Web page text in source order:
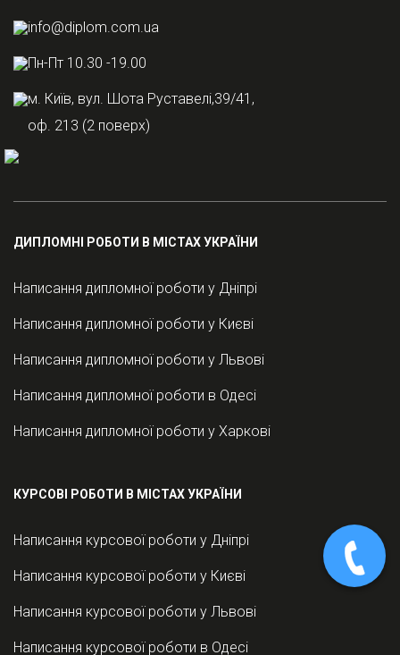
info@diplom.com.ua
Пн-Пт 10.30 -19.00
м. Київ, вул. Шота Руставелі,39/41,
оф. 213 (2 поверх)
ДИПЛОМНІ РОБОТИ В МІСТАХ УКРАЇНИ
Написання дипломної роботи у Дніпрі
Написання дипломної роботи у Києві
Написання дипломної роботи у Львові
Написання дипломної роботи в Одесі
Написання дипломної роботи у Харкові
КУРСОВІ РОБОТИ В МІСТАХ УКРАЇНИ
Написання курсової роботи у Дніпрі
Написання курсової роботи у Києві
Написання курсової роботи у Львові
Написання курсової роботи в Одесі